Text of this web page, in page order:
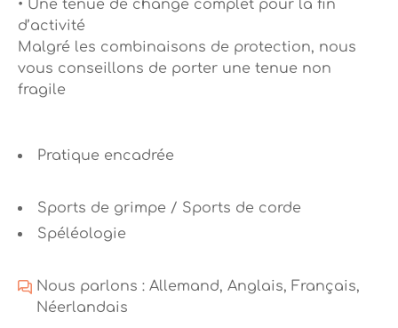
• Une tenue de change complet pour la fin
d’activité
Malgré les combinaisons de protection, nous
vous conseillons de porter une tenue non
fragile
Pratique encadrée
Sports de grimpe / Sports de corde
Spéléologie
Nous parlons : Allemand, Anglais, Français,
Néerlandais